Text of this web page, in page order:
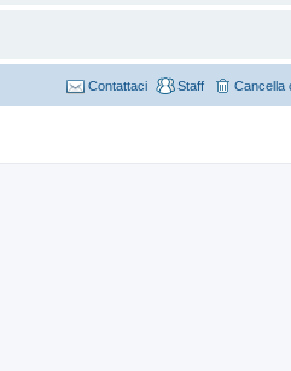
Cancella
Staff
Contattaci